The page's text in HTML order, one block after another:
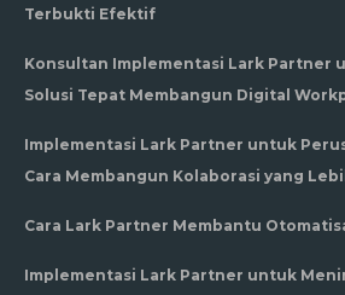
Terbukti Efektif
Konsultan Implementasi Lark Partner
Solusi Tepat Membangun Digital
Implementasi Lark Partner untuk
Cara Membangun Kolaborasi yang
Cara Lark Partner Membantu
Implementasi Lark Partner untuk